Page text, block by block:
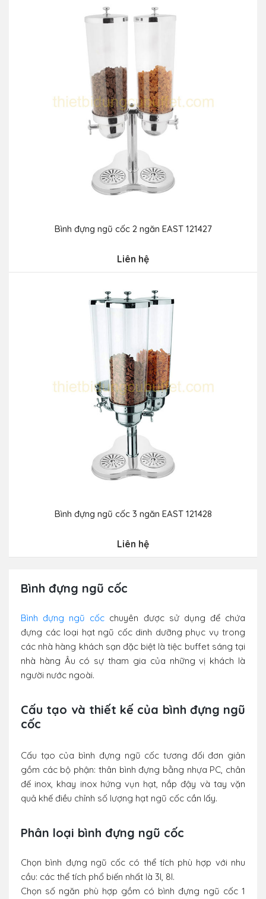
Bình đựng ngũ cốc 2 ngăn EAST 121427
Liên hệ
Bình đựng ngũ cốc 3 ngăn EAST 121428
Liên hệ
Bình đựng ngũ cốc
Bình đựng ngũ cốc chuyên được sử dụng để chứa
đựng các loại hạt ngũ cốc dinh dưỡng phục vụ trong
các nhà hàng khách sạn đặc biệt là tiệc buffet sáng tại
nhà hàng Âu có sự tham gia của những vị khách là
người nước ngoài.
Cấu tạo và thiết kế của bình đựng ngũ
cốc
Cấu tạo của bình đựng ngũ cốc tương đối đơn giản
gồm các bộ phận: thân bình đựng bằng nhựa PC, chân
đế inox, khay inox hứng vụn hạt, nắp đậy và tay vặn
quả khế điều chỉnh số lượng hạt ngũ cốc cần lấy.
Phân loại bình đựng ngũ cốc
Chọn bình đựng ngũ cốc có thể tích phù hợp với nhu
cầu: các thể tích phổ biến nhất là 3l, 8l.
Chọn số ngăn phù hợp gồm có bình đựng ngũ cốc 1